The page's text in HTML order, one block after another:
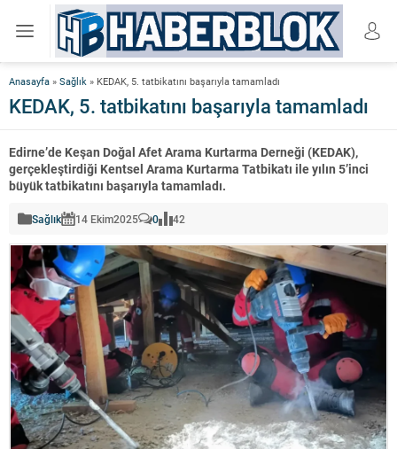
Anasayfa » Sağlık » KEDAK, 5. tatbikatını başarıyla tamamladı
KEDAK, 5. tatbikatını başarıyla tamamladı
Edirne’de Keşan Doğal Afet Arama Kurtarma Derneği (KEDAK),
gerçekleştirdiği Kentsel Arama Kurtarma Tatbikatı ile yılın 5’inci
büyük tatbikatını başarıyla tamamladı.
Sağlık 14 Ekim2025 0 42